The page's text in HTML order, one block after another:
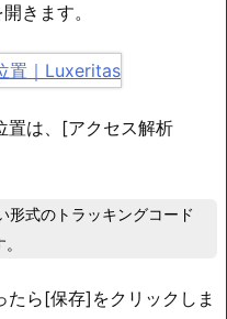
きます。
置は、[アクセス解析
形式のトラッキングコード
ら[保存]をクリックしま